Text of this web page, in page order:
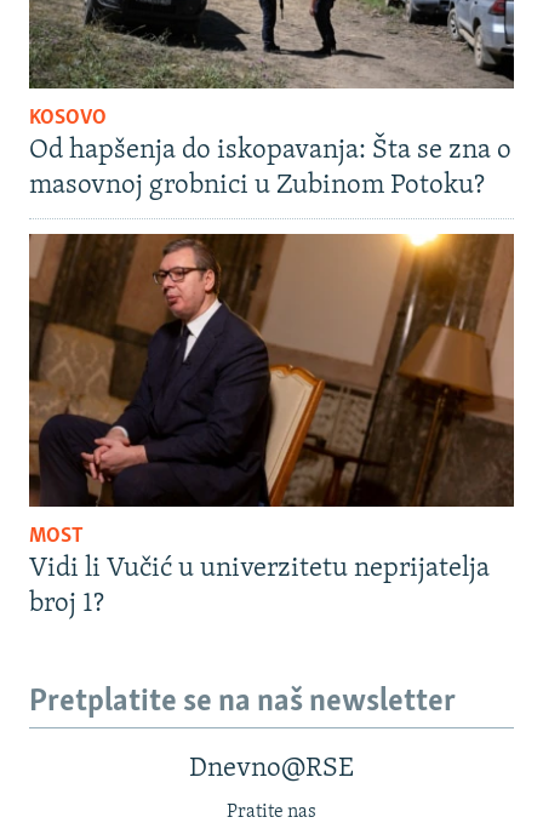
KOSOVO
Od hapšenja do iskopavanja: Šta se zna o
masovnoj grobnici u Zubinom Potoku?
MOST
Vidi li Vučić u univerzitetu neprijatelja
broj 1?
Pretplatite se na naš newsletter
Dnevno@RSE
Pratite nas